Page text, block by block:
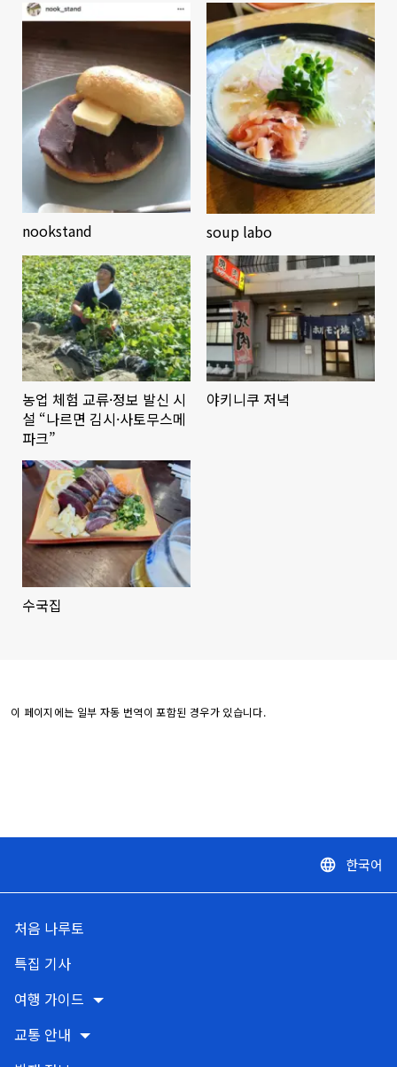
nookstand soup labo
농업 체험 교류·정보 발신 시
설 “나르면 김시·사토무스메
파크”
야키니쿠 저녁
수국집
이 페이지에는 일부 자동 번역이 포함된 경우가 있습니다.
language 한국어
처음 나루토
특집 기사
여행 가이드
교통 안내